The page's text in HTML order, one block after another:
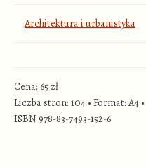
Architektura i urbanistyka
Cena: 65 zł
Liczba stron: 104 • Format: A4 •
ISBN 978-83-7493-152-6